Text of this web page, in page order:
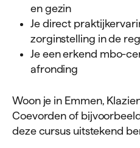
en gezin
Je direct
zorginstelling in de
Je een erkend mbo-
afronding
Woon je in Emmen,
Coevorden of
deze cursus uitstekend